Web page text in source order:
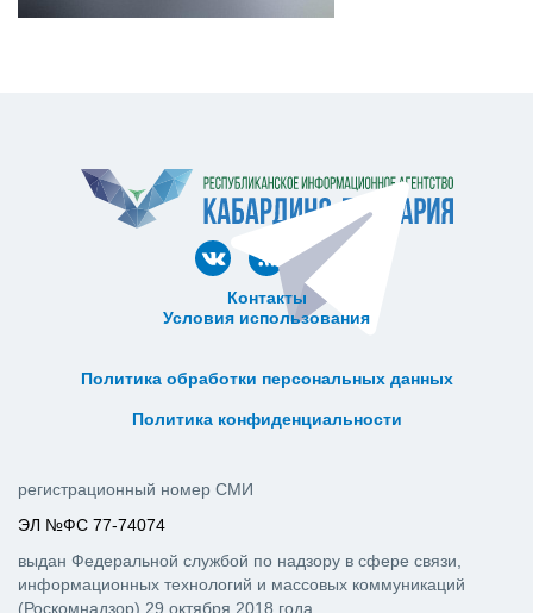
Контакты
Условия использования
Политика обработки персональных данных
Политика конфиденциальности
регистрационный номер СМИ
ЭЛ №ФС 77-74074
выдан Федеральной службой по надзору в сфере связи,
информационных технологий и массовых коммуникаций
(Роскомнадзор) 29 октября 2018 года